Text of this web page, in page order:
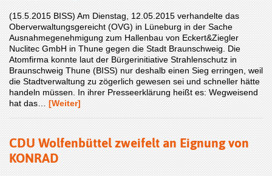
(15.5.2015 BISS) Am Dienstag, 12.05.2015 verhandelte das
Oberverwaltungsgereicht (OVG) in Lüneburg in der Sache
Ausnahmegenehmigung zum Hallenbau von Eckert&Ziegler
Nuclitec GmbH in Thune gegen die Stadt Braunschweig. Die
Atomfirma konnte laut der Bürgerinitiative Strahlenschutz in
Braunschweig Thune (BISS) nur deshalb einen Sieg erringen, weil
die Stadtverwaltung zu zögerlich gewesen sei und schneller hätte
handeln müssen. In ihrer Presseerklärung heißt es: Wegweisend
hat das… [Weiter]
CDU Wolfenbüttel zweifelt an Eignung von
KONRAD